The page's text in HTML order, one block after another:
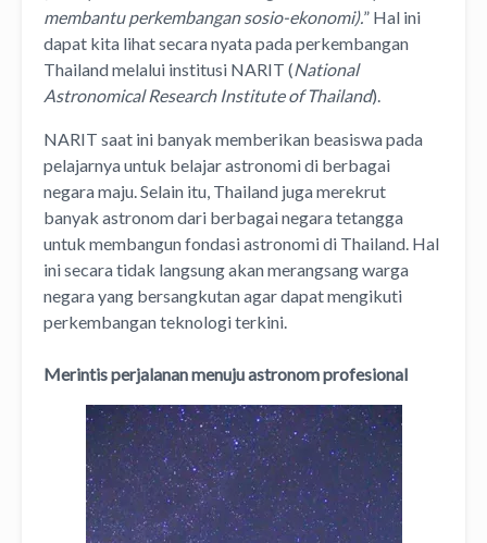
membantu perkembangan sosio-ekonomi).” Hal ini
dapat kita lihat secara nyata pada perkembangan
Thailand melalui institusi NARIT (National
Astronomical Research Institute of Thailand).
NARIT saat ini banyak memberikan beasiswa pada
pelajarnya untuk belajar astronomi di berbagai
negara maju. Selain itu, Thailand juga merekrut
banyak astronom dari berbagai negara tetangga
untuk membangun fondasi astronomi di Thailand. Hal
ini secara tidak langsung akan merangsang warga
negara yang bersangkutan agar dapat mengikuti
perkembangan teknologi terkini.
Merintis perjalanan menuju astronom profesional